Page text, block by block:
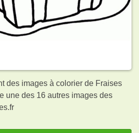
des images à colorier de Fraises
une des 16 autres images des